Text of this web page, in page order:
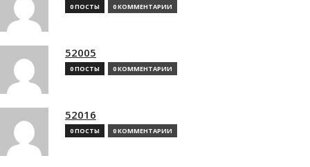
0 ПОСТЫ 0 КОММЕНТАРИИ
52005
0 ПОСТЫ 0 КОММЕНТАРИИ
52016
0 ПОСТЫ 0 КОММЕНТАРИИ